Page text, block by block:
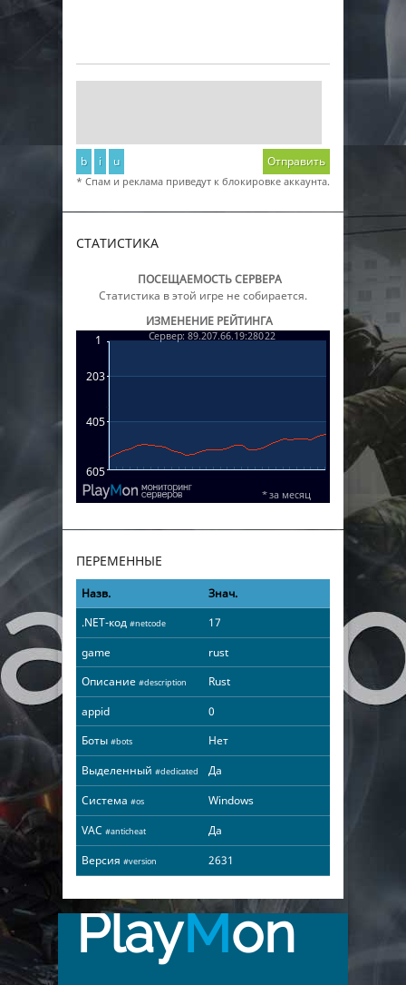
b i u Отправить
* Спам и реклама приведут к блокировке аккаунта.
СТАТИСТИКА
ПОСЕЩАЕМОСТЬ СЕРВЕРА
Статистика в этой игре не собирается.
ИЗМЕНЕНИЕ РЕЙТИНГА
ПЕРЕМЕННЫЕ
Назв.
Знач.
.NET-код #netcode
17
game
rust
Описание #description
Rust
appid
0
Боты #bots
Нет
Выделенный #dedicated
Да
Система #os
Windows
VAC #anticheat
Да
Версия #version 2631
PlayMon